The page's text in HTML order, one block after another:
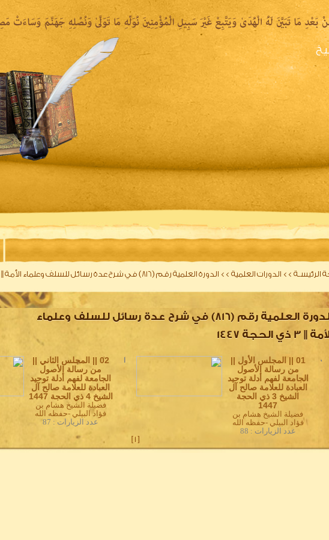
الشيخ المكتبة المقروءة المكتبة الصوتية المكتبة
الرئيسـة >> الدورات العلمية >> الدورة العلمية رقم (816) في شرح عدة رسائل للسلف وعلماء الأمة || 3 ذي الحجة 1447
الدورة العلمية رقم (816) في شرح عدة رسائل للسلف وعلماء
|| 3 ذي الحجة 1447
01 || المجلس الأول ||
من رسالة الأصول
الجامعة لفهم أدلة توحيد
العبادة للعلامة صالح آل
الشيخ 3 ذي الحجة
1447
0
فضيلة الشيخ هشام بن
فؤاد البيلي -حفظه الله
عدد الزيارات : 88
02 || المجلس الثاني ||
من رسالة الأصول
الجامعة لفهم أدلة توحيد
العبادة للعلامة صالح آل
الشيخ 4 ذي الحجة 1447
1
فضيلة الشيخ هشام بن
فؤاد البيلي -حفظه الله
عدد الزيارات : 87
[
]